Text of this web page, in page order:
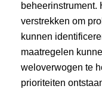
beheerinstrument.
verstrekken om
kunnen
maatregelen
weloverwogen te
prioriteiten